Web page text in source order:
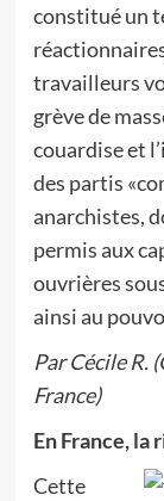
constitué un
travailleurs
grève de
couardise et
des partis
anarchistes,
permis aux
ouvrières
ainsi au
Par Cécile R.
France)
En France,
Cette